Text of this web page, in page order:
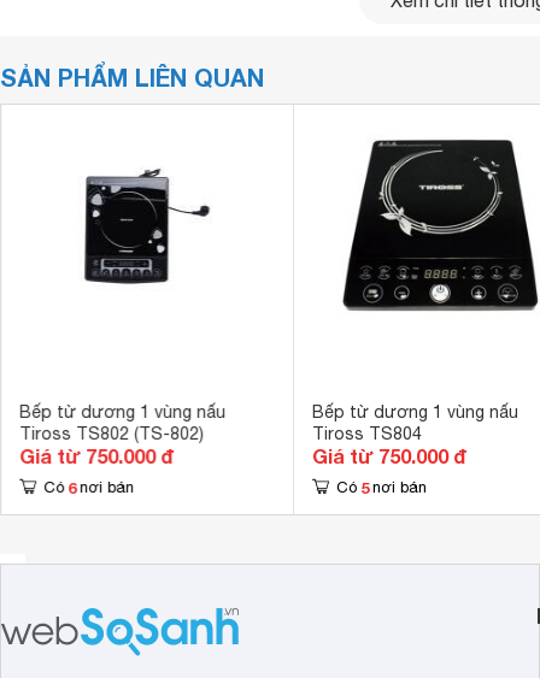
Khối lượng
SẢN PHẨM LIÊN QUAN
Bếp từ dương 1 vùng nấu
Tiross TS802 (TS-802)
Giá từ 750.000 đ
Có 6 nơi bán
Bếp từ dương 1 vùng nấu
Tiross TS804
Giá từ 750.000 đ
Có 5 nơi bán